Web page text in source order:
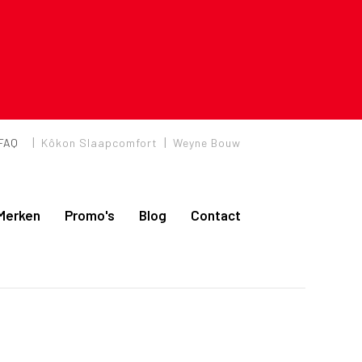
| Kôkon Slaapcomfort | Weyne Bouw
Promo's Blog Contact